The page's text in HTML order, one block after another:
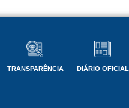
TRANSPARÊNCIA DIÁRIO OFICIAL